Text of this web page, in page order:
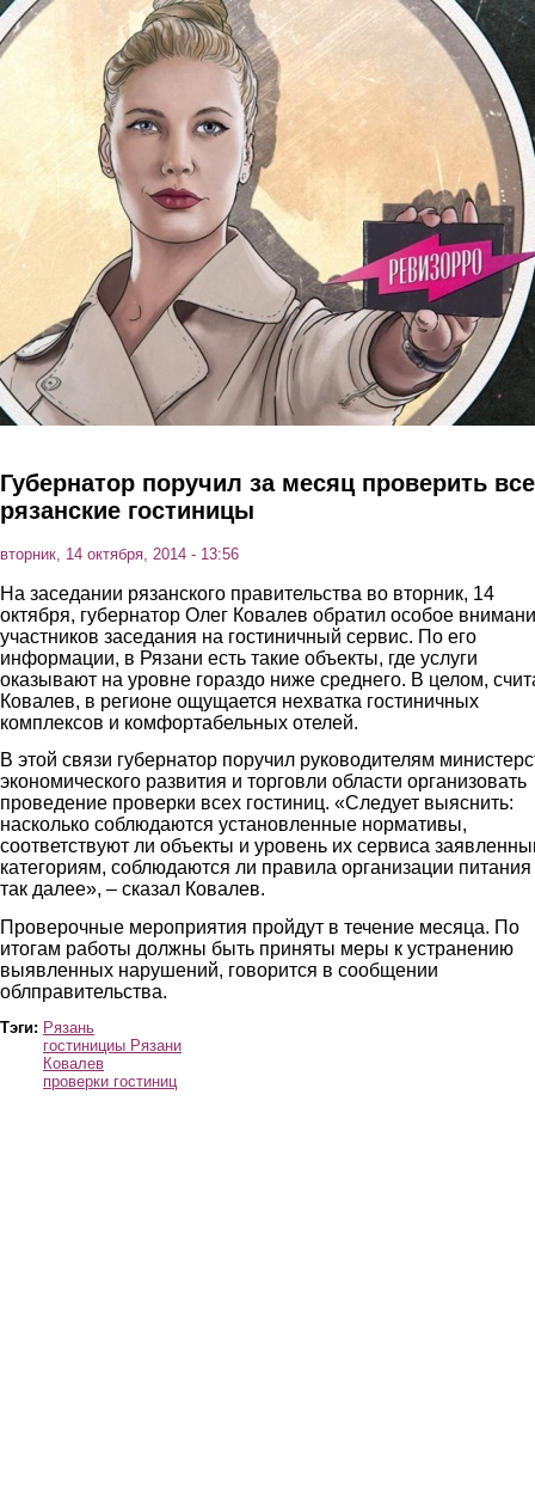
Перейти к основному содержанию
Губернатор поручил за месяц проверить все
рязанские гостиницы
вторник, 14 октября, 2014 - 13:56
На заседании рязанского правительства во вторник, 14
октября, губернатор Олег Ковалев обратил особое
участников заседания на гостиничный сервис. По его
информации, в Рязани есть такие объекты, где услуги
оказывают на уровне гораздо ниже среднего. В целом,
Ковалев, в регионе ощущается нехватка гостиничных
комплексов и комфортабельных отелей.
В этой связи губернатор поручил руководителям
экономического развития и торговли области организовать
проведение проверки всех гостиниц. «Следует выяснить:
насколько соблюдаются установленные нормативы,
соответствуют ли объекты и уровень их сервиса
категориям, соблюдаются ли правила организации питания
так далее», – сказал Ковалев.
Проверочные мероприятия пройдут в течение месяца. По
итогам работы должны быть приняты меры к устранению
выявленных нарушений, говорится в сообщении
облправительства.
Тэги: Рязань
гостинициы Рязани
Ковалев
проверки гостиниц